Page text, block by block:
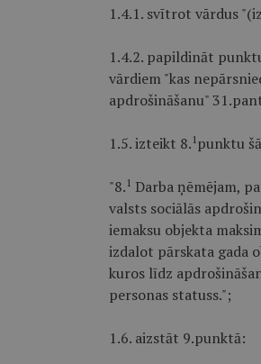
1.4.1. svītrot vārdus
1.4.2. papildināt
vārdiem "kas
apdrošināšanu"
1.5. izteikt 8. 1 punktu
"8. 1 Darba ņēmējam,
valsts sociālās
iemaksu objekta
izdalot pārskata gada
kuros līdz
personas statuss.";
1.6. aizstāt 9.punktā: